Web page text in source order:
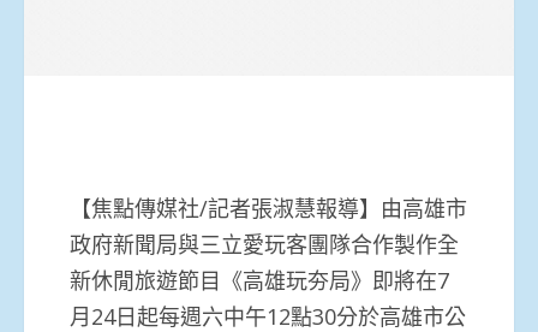
【焦點傳媒社/記者張淑慧報導】由高雄市
政府新聞局與三立愛玩客團隊合作製作全
新休閒旅遊節目《高雄玩夯局》即將在7
月24日起每週六中午12點30分於高雄市公